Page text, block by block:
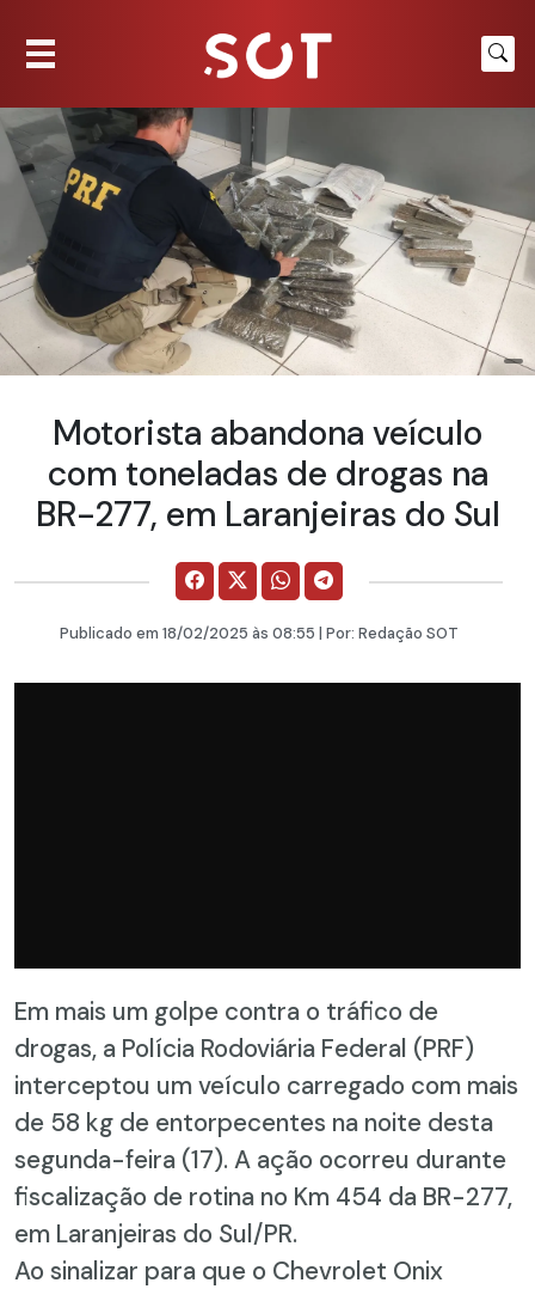
Motorista abandona veículo
com toneladas de drogas na
BR-277, em Laranjeiras do Sul
Publicado em 18/02/2025 às 08:55 | Por: Redação SOT
Em mais um golpe contra o tráfico de
drogas, a Polícia Rodoviária Federal (PRF)
interceptou um veículo carregado com mais
de 58 kg de entorpecentes na noite desta
segunda-feira (17). A ação ocorreu durante
fiscalização de rotina no Km 454 da BR-277,
em Laranjeiras do Sul/PR.
Ao sinalizar para que o Chevrolet Onix